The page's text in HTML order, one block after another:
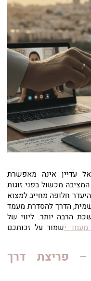
עדיין אינה מאפשרת
מכשול בפני זוגות
חלופה מחייב למצוא
הדרך להסדרת מעמד
הרבה יותר. ליווי של
מעמד ישמור על זכותכם
– פריצת דרך